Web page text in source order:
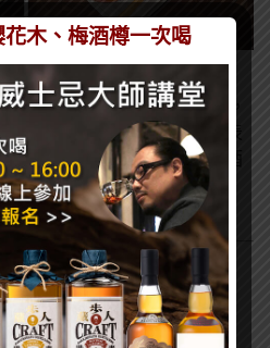
調酒歷史上具有時代意義，
同記憶。調酒師用這杯酒表
則用這杯調酒，開啟了調酒
，記得嘗試看看 Old
你在酒吧裡的新歡！
oz – 2 oz
喜好減少糖量）
木、梅酒樽一次喝